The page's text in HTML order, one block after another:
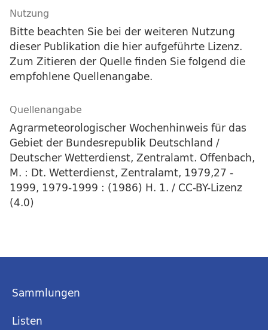
Nutzung
Bitte beachten Sie bei der weiteren Nutzung
dieser Publikation die hier aufgeführte Lizenz.
Zum Zitieren der Quelle finden Sie folgend die
empfohlene Quellenangabe.
Quellenangabe
Agrarmeteorologischer Wochenhinweis für das
Gebiet der Bundesrepublik Deutschland /
Deutscher Wetterdienst, Zentralamt. Offenbach,
M. : Dt. Wetterdienst, Zentralamt, 1979,27 -
1999, 1979-1999 : (1986) H. 1. / CC-BY-Lizenz
(4.0)
Sammlungen
Listen